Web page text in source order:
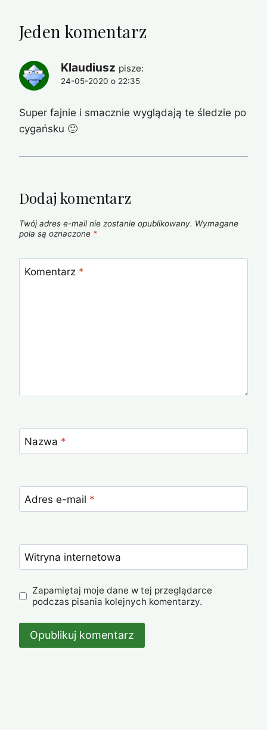
Jeden komentarz
Klaudiusz pisze:
24-05-2020 o 22:35
Super fajnie i smacznie wyglądają te śledzie po
cygańsku 🙂
Dodaj komentarz
Twój adres e-mail nie zostanie opublikowany. Wymagane
pola są oznaczone *
Komentarz *
Nazwa *
Adres e-mail *
Witryna internetowa
Zapamiętaj moje dane w tej przeglądarce
podczas pisania kolejnych komentarzy.